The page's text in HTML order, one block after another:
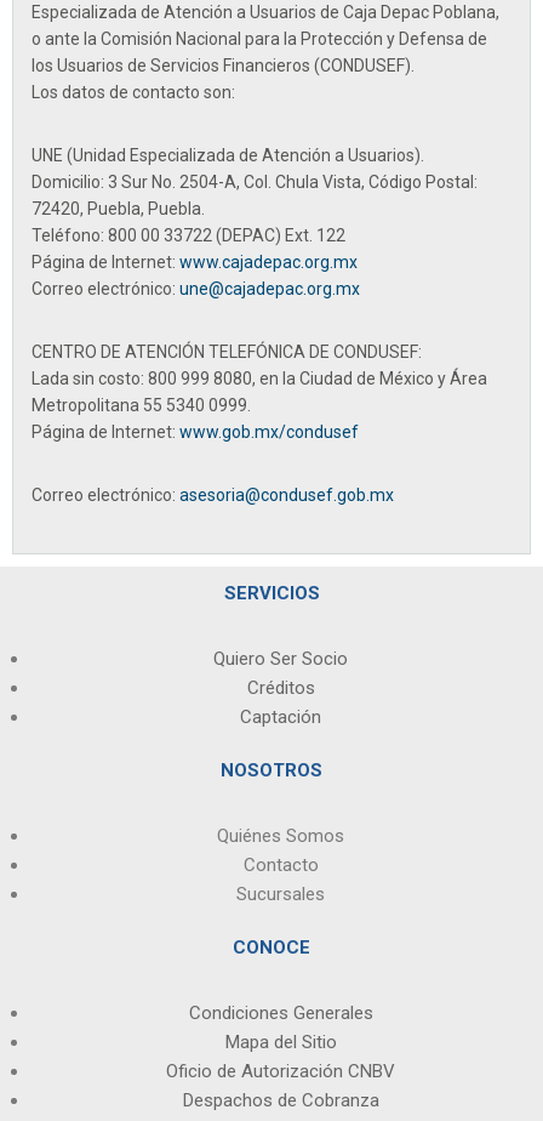
Especializada de Atención a Usuarios de Caja Depac Poblana,
o ante la Comisión Nacional para la Protección y Defensa de
los Usuarios de Servicios Financieros (CONDUSEF).
Los datos de contacto son:
UNE (Unidad Especializada de Atención a Usuarios).
Domicilio: 3 Sur No. 2504-A, Col. Chula Vista, Código Postal:
72420, Puebla, Puebla.
Teléfono: 800 00 33722 (DEPAC) Ext. 122
Página de Internet: www.cajadepac.org.mx
Correo electrónico: une@cajadepac.org.mx
CENTRO DE ATENCIÓN TELEFÓNICA DE CONDUSEF:
Lada sin costo: 800 999 8080, en la Ciudad de México y Área
Metropolitana 55 5340 0999.
Página de Internet: www.gob.mx/condusef
Correo electrónico: asesoria@condusef.gob.mx
SERVICIOS
Quiero Ser Socio
Créditos
Captación
NOSOTROS
Quiénes Somos
Contacto
Sucursales
CONOCE
Condiciones Generales
Mapa del Sitio
Oficio de Autorización CNBV
Despachos de Cobranza